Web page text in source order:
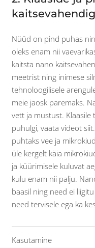
Nüüd on pind puhas
oleks enam nii
kaitsta nano
meetrist ning inimese
tehnoloogilisele
meie jaosk paremaks.
vett ja mustust. Klaasile
puhulgi, vaata videot
puhtaks vee ja
üle kergelt käia
ja küürimisele kuluvat
kulu enam nii palju.
baasil ning need ei
need tervisele ega ka
Kasutamine